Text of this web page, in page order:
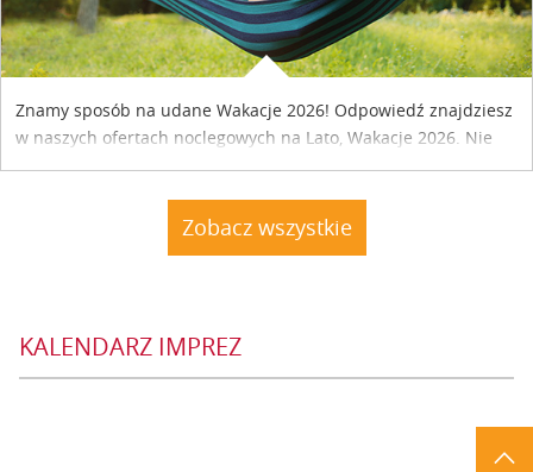
Znamy sposób na udane Wakacje 2026! Odpowiedź znajdziesz
w naszych ofertach noclegowych na Lato, Wakacje 2026. Nie
zwlekaj atrakcyjne noclegi czekają...
Zobacz wszystkie
KALENDARZ IMPREZ